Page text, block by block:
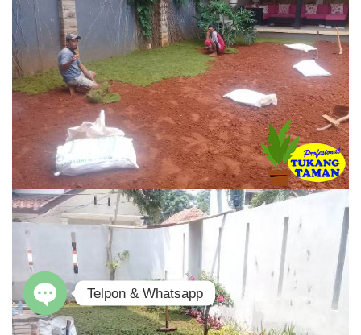
Telpon & Whatsapp
O